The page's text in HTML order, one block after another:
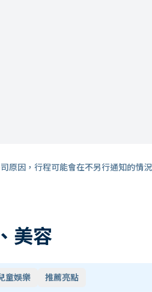
原因，行程可能會在不另行通知的情況
美容
童娛樂 推薦亮點